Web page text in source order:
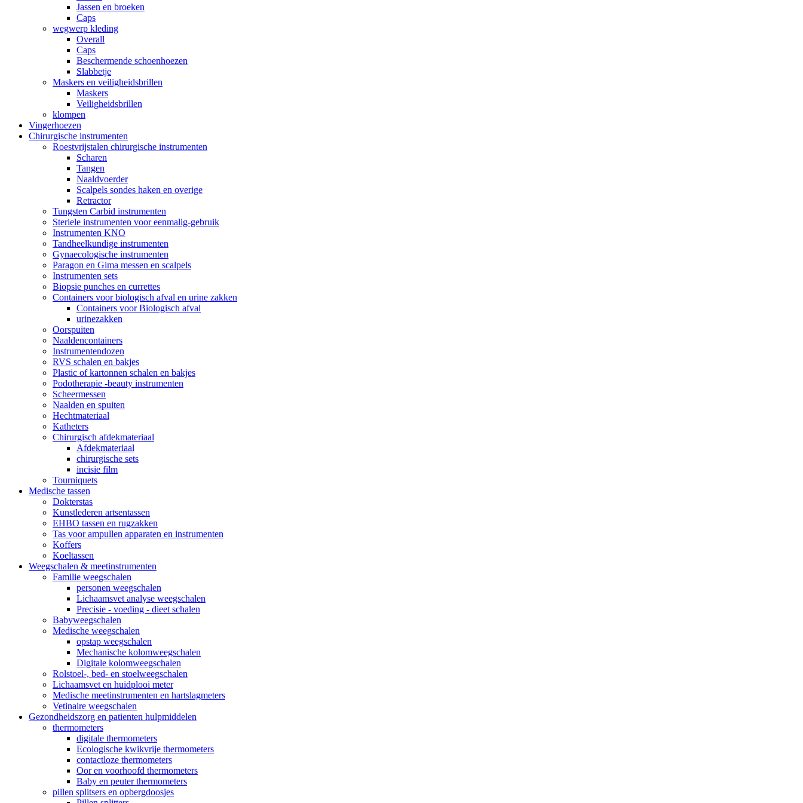
Jassen en broeken
Caps
wegwerp kleding
Overall
Caps
Beschermende schoenhoezen
Slabbetje
Maskers en veiligheidsbrillen
Maskers
Veiligheidsbrillen
klompen
Vingerhoezen
Chirurgische instrumenten
Roestvrijstalen chirurgische instrumenten
Scharen
Tangen
Naaldvoerder
Scalpels sondes haken en overige
Retractor
Tungsten Carbid instrumenten
Steriele instrumenten voor eenmalig-gebruik
Instrumenten KNO
Tandheelkundige instrumenten
Gynaecologische instrumenten
Paragon en Gima messen en scalpels
Instrumenten sets
Biopsie punches en currettes
Containers voor biologisch afval en urine zakken
Containers voor Biologisch afval
urinezakken
Oorspuiten
Naaldencontainers
Instrumentendozen
RVS schalen en bakjes
Plastic of kartonnen schalen en bakjes
Podotherapie -beauty instrumenten
Scheermessen
Naalden en spuiten
Hechtmateriaal
Katheters
Chirurgisch afdekmateriaal
Afdekmateriaal
chirurgische sets
incisie film
Tourniquets
Medische tassen
Dokterstas
Kunstlederen artsentassen
EHBO tassen en rugzakken
Tas voor ampullen apparaten en instrumenten
Koffers
Koeltassen
Weegschalen & meetinstrumenten
Familie weegschalen
personen weegschalen
Lichaamsvet analyse weegschalen
Precisie - voeding - dieet schalen
Babyweegschalen
Medische weegschalen
opstap weegschalen
Mechanische kolomweegschalen
Digitale kolomweegschalen
Rolstoel-, bed- en stoelweegschalen
Lichaamsvet en huidplooi meter
Medische meetinstrumenten en hartslagmeters
Vetinaire weegschalen
Gezondheidszorg en patienten hulpmiddelen
thermometers
digitale thermometers
Ecologische kwikvrije thermometers
contactloze thermometers
Oor en voorhoofd thermometers
Baby en peuter thermometers
pillen splitsers en opbergdoosjes